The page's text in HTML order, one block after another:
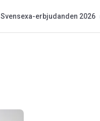
Svensexa-erbjudanden 2026